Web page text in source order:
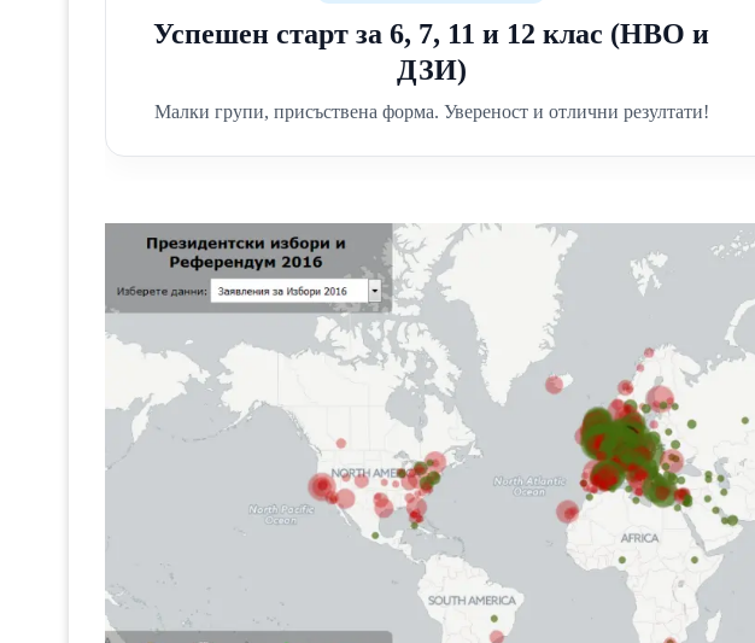
Успешен старт за 6, 7, 11 и 12 клас (НВО и
ДЗИ)
Малки групи, присъствена форма. Увереност и отлични резултати!